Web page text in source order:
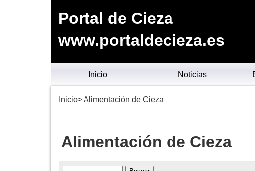
Portal de Cieza
www.portaldecieza.es
Inicio Noticias
Inicio Alimentación de Cieza
Alimentación de Cieza